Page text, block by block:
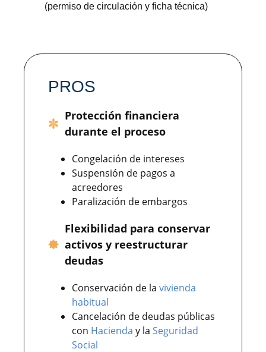
(permiso de circulación y ficha técnica)
PROS
Protección financiera
durante el proceso
Congelación de intereses
Suspensión de pagos a
acreedores
Paralización de embargos
Flexibilidad para conservar
activos y reestructurar
deudas
Conservación de la vivienda
habitual
Cancelación de deudas públicas
con Hacienda y la Seguridad
Social